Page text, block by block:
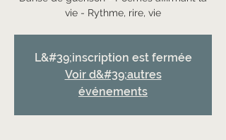
vie - Rythme, rire, vie
L&#39;inscription est fermée
Voir d&#39;autres
événements